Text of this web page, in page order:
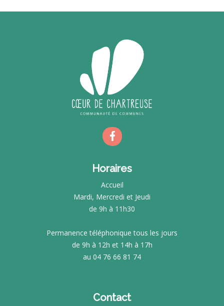
Horaires
Accueil
Mardi, Mercredi et Jeudi
de 9h à 11h30
Permanence téléphonique tous les jours
de 9h à 12h et 14h à 17h
au 04 76 66 81 74
Contact